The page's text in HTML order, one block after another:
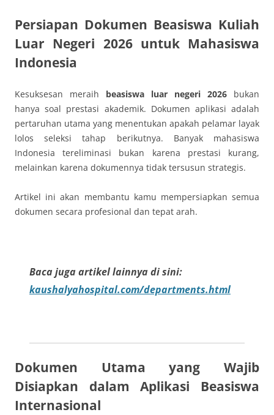
Persiapan Dokumen Beasiswa Kuliah
Luar Negeri 2026 untuk Mahasiswa
Indonesia
Kesuksesan meraih beasiswa luar negeri 2026 bukan
hanya soal prestasi akademik. Dokumen aplikasi adalah
pertaruhan utama yang menentukan apakah pelamar layak
lolos seleksi tahap berikutnya. Banyak mahasiswa
Indonesia tereliminasi bukan karena prestasi kurang,
melainkan karena dokumennya tidak tersusun strategis.
Artikel ini akan membantu kamu mempersiapkan semua
dokumen secara profesional dan tepat arah.
Baca juga artikel lainnya di sini:
kaushalyahospital.com/departments.html
Dokumen Utama yang Wajib
Disiapkan dalam Aplikasi Beasiswa
Internasional